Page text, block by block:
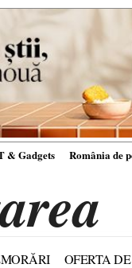
& Gadgets România de
OFERTA